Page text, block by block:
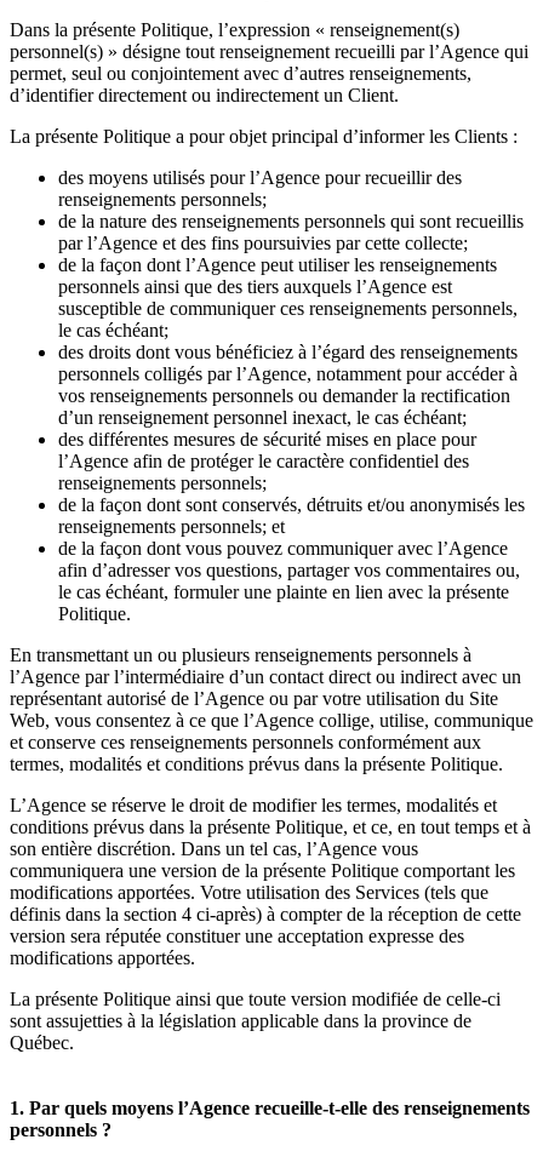
Dans la présente Politique, l’expression « renseignement(s)
personnel(s) » désigne tout renseignement recueilli par l’Agence qui
permet, seul ou conjointement avec d’autres renseignements,
d’identifier directement ou indirectement un Client.
La présente Politique a pour objet principal d’informer les Clients :
des moyens utilisés pour l’Agence pour recueillir des
renseignements personnels;
de la nature des renseignements personnels qui sont recueillis
par l’Agence et des fins poursuivies par cette collecte;
de la façon dont l’Agence peut utiliser les renseignements
personnels ainsi que des tiers auxquels l’Agence est
susceptible de communiquer ces renseignements personnels,
le cas échéant;
des droits dont vous bénéficiez à l’égard des renseignements
personnels colligés par l’Agence, notamment pour accéder à
vos renseignements personnels ou demander la rectification
d’un renseignement personnel inexact, le cas échéant;
des différentes mesures de sécurité mises en place pour
l’Agence afin de protéger le caractère confidentiel des
renseignements personnels;
de la façon dont sont conservés, détruits et/ou anonymisés les
renseignements personnels; et
de la façon dont vous pouvez communiquer avec l’Agence
afin d’adresser vos questions, partager vos commentaires ou,
le cas échéant, formuler une plainte en lien avec la présente
Politique.
En transmettant un ou plusieurs renseignements personnels à
l’Agence par l’intermédiaire d’un contact direct ou indirect avec un
représentant autorisé de l’Agence ou par votre utilisation du Site
Web, vous consentez à ce que l’Agence collige, utilise, communique
et conserve ces renseignements personnels conformément aux
termes, modalités et conditions prévus dans la présente Politique.
L’Agence se réserve le droit de modifier les termes, modalités et
conditions prévus dans la présente Politique, et ce, en tout temps et à
son entière discrétion. Dans un tel cas, l’Agence vous
communiquera une version de la présente Politique comportant les
modifications apportées. Votre utilisation des Services (tels que
définis dans la section 4 ci-après) à compter de la réception de cette
version sera réputée constituer une acceptation expresse des
modifications apportées.
La présente Politique ainsi que toute version modifiée de celle-ci
sont assujetties à la législation applicable dans la province de
Québec.
1. Par quels moyens l’Agence recueille-t-elle des renseignements
personnels ?